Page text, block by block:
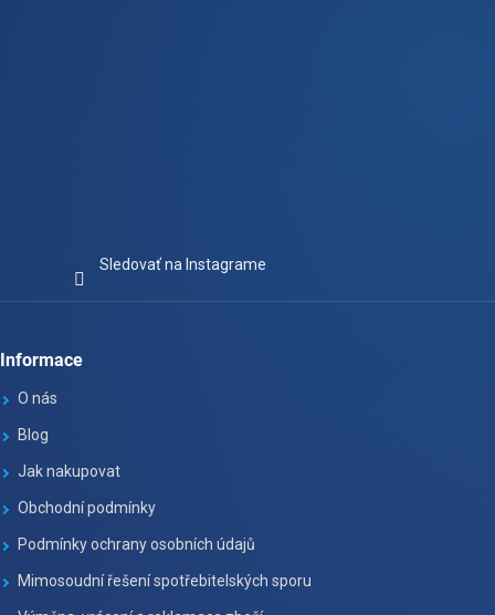
Sledovať na Instagrame
Informace
O nás
Blog
Jak nakupovat
Obchodní podmínky
Podmínky ochrany osobních údajů
Mimosoudní řešení spotřebitelských sporu